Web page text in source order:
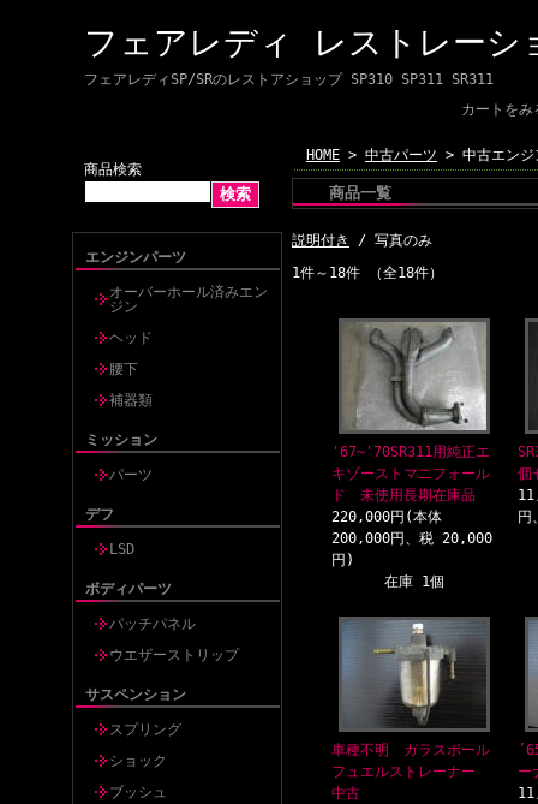
フェアレディ レストレーシ
フェアレディSP/SRのレストアショップ SP310 SP311 SR311
カートをみ
商品検索
エンジンパーツ
オーバーホール済みエン
ジン
ヘッド
腰下
補器類
ミッション
パーツ
デフ
LSD
ボディパーツ
パッチパネル
ウエザーストリップ
サスペンション
スプリング
ショック
ブッシュ
HOME > 中古パーツ > 中古エンジ
商品一覧
説明付き
/ 写真のみ
1件～18件 （全18件）
'67~'70SR311用純正エ
キゾーストマニフォール
ド 未使用長期在庫品
220,000円(本体
200,000円、税 20,000
円)
在庫 1個
個
車種不明 ガラスボール
フュエルストレーナー
中古
ー